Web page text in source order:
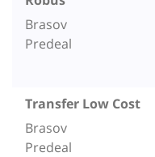
Brasov
Predeal
Transfer Low Cost
Brasov
Predeal